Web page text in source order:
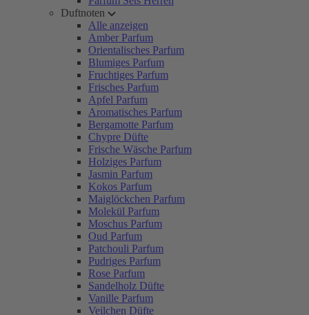
Duftnoten
Alle anzeigen
Amber Parfum
Orientalisches Parfum
Blumiges Parfum
Fruchtiges Parfum
Frisches Parfum
Apfel Parfum
Aromatisches Parfum
Bergamotte Parfum
Chypre Düfte
Frische Wäsche Parfum
Holziges Parfum
Jasmin Parfum
Kokos Parfum
Maiglöckchen Parfum
Molekül Parfum
Moschus Parfum
Oud Parfum
Patchouli Parfum
Pudriges Parfum
Rose Parfum
Sandelholz Düfte
Vanille Parfum
Veilchen Düfte